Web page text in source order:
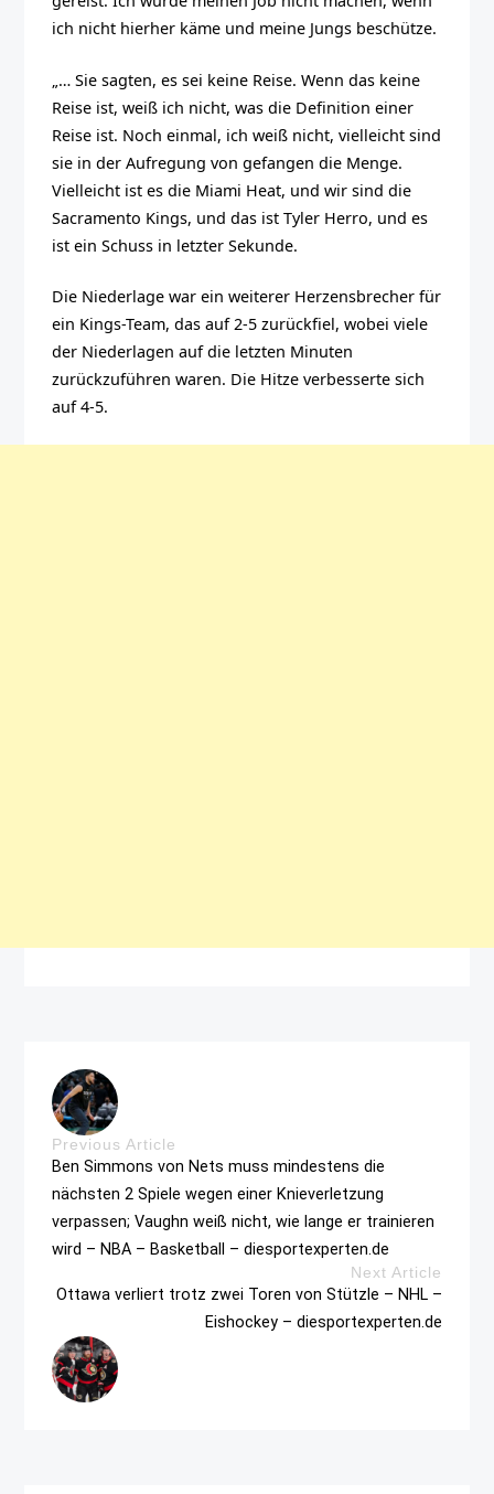
ich nicht hierher käme und meine Jungs beschütze.
„… Sie sagten, es sei keine Reise. Wenn das keine
Reise ist, weiß ich nicht, was die Definition einer
Reise ist. Noch einmal, ich weiß nicht, vielleicht sind
sie in der Aufregung von gefangen die Menge.
Vielleicht ist es die Miami Heat, und wir sind die
Sacramento Kings, und das ist Tyler Herro, und es
ist ein Schuss in letzter Sekunde.
Die Niederlage war ein weiterer Herzensbrecher für
ein Kings-Team, das auf 2-5 zurückfiel, wobei viele
der Niederlagen auf die letzten Minuten
zurückzuführen waren. Die Hitze verbesserte sich
auf 4-5.
Previous Article
Ben Simmons von Nets muss mindestens die
nächsten 2 Spiele wegen einer Knieverletzung
verpassen; Vaughn weiß nicht, wie lange er trainieren
wird – NBA – Basketball – diesportexperten.de
Next Article
Ottawa verliert trotz zwei Toren von Stützle – NHL –
Eishockey – diesportexperten.de